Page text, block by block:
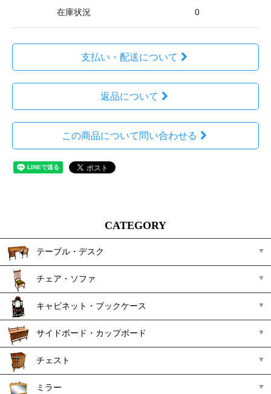
在庫状況 0
支払い・配送について
返品について
この商品について問い合わせる
CATEGORY
テーブル・デスク
チェア・ソファ
キャビネット・ブックケース
サイドボード・カップボード
チェスト
ミラー